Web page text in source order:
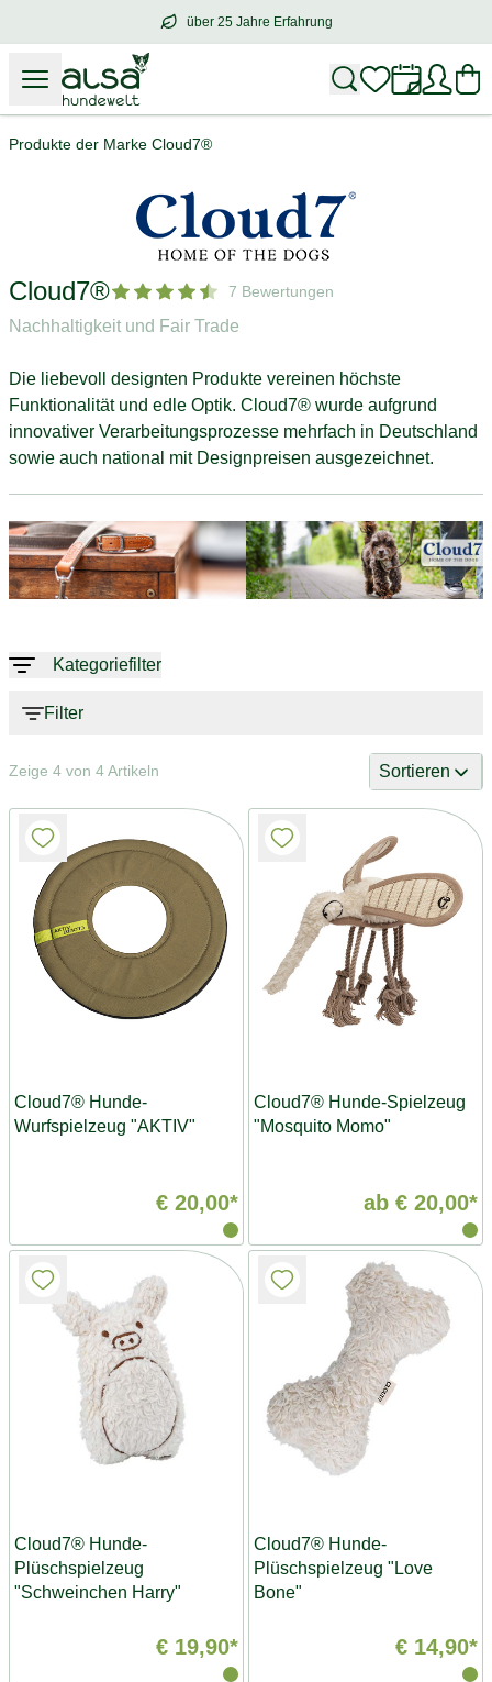
über 25 Jahre Erfahrung
über25 Jahre Erfahrung
Produkte der Marke Cloud7®
Cloud7® 7 Bewertungen
Nachhaltigkeit und Fair Trade
Die liebevoll designten Produkte vereinen höchste
Funktionalität und edle Optik. Cloud7® wurde aufgrund
innovativer Verarbeitungsprozesse mehrfach in Deutschland
sowie auch national mit Designpreisen ausgezeichnet.
Kategoriefilter
Filter
Zeige 4 von 4 Artikeln Sortieren
Cloud7® Hunde-
Wurfspielzeug "AKTIV"
€ 20,00*
Cloud7® Hunde-Spielzeug
"Mosquito Momo"
ab € 20,00*
Cloud7® Hunde-
Plüschspielzeug
"Schweinchen Harry"
€ 19,90*
Cloud7® Hunde-
Plüschspielzeug "Love
Bone"
€ 14,90*